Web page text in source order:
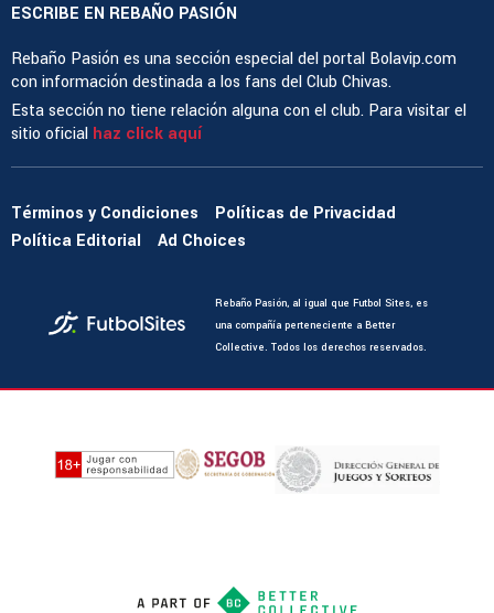
ESCRIBE EN REBAÑO PASIÓN
Rebaño Pasión es una sección especial del portal Bolavip.com
con información destinada a los fans del Club Chivas.
Esta sección no tiene relación alguna con el club. Para visitar el
sitio oficial haz click aquí
Términos y Condiciones
Políticas de Privacidad
Política Editorial
Ad Choices
Rebaño Pasión, al igual que Futbol Sites, es
una compañía perteneciente a Better
Collective. Todos los derechos reservados.